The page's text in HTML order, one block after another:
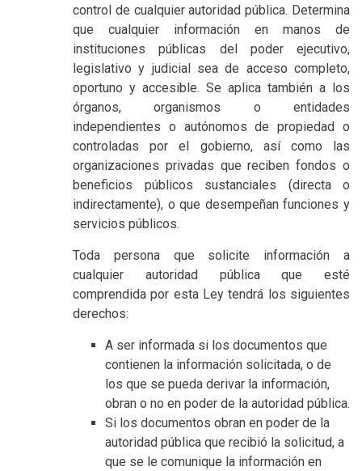
control de cualquier autoridad pública. Determina
que cualquier información en manos de
instituciones públicas del poder ejecutivo,
legislativo y judicial sea de acceso completo,
oportuno y accesible. Se aplica también a los
órganos, organismos o entidades
independientes o autónomos de propiedad o
controladas por el gobierno, así como las
organizaciones privadas que reciben fondos o
beneficios públicos sustanciales (directa o
indirectamente), o que desempeñan funciones y
servicios públicos.
Toda persona que solicite información a
cualquier autoridad pública que esté
comprendida por esta Ley tendrá los siguientes
derechos:
A ser informada si los documentos que
contienen la información solicitada, o de
los que se pueda derivar la información,
obran o no en poder de la autoridad pública.
Si los documentos obran en poder de la
autoridad pública que recibió la solicitud, a
que se le comunique la información en